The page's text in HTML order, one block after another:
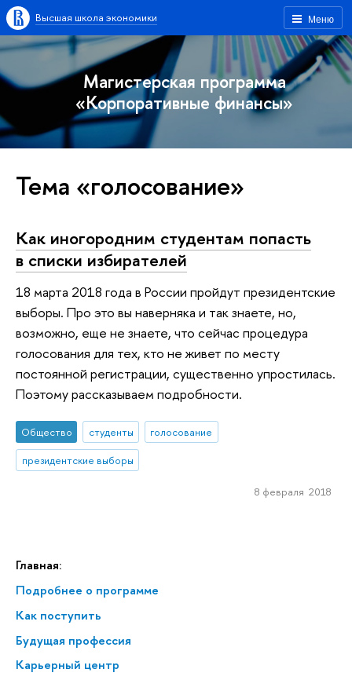
Меню
Высшая школа экономики
Магистерская программа
«Корпоративные финансы»
Главная:
Подробнее о программе
Как поступить
Будущая профессия
Карьерный центр
Тема «голосование»
Как иногородним студентам попасть
в списки избирателей
18 марта 2018 года в России пройдут президентские
выборы. Про это вы наверняка и так знаете, но,
возможно, еще не знаете, что сейчас процедура
голосования для тех, кто не живет по месту
постоянной регистрации, существенно упростилась.
Поэтому рассказываем подробности.
Общество студенты
голосование
президентские выборы
8 февраля 2018